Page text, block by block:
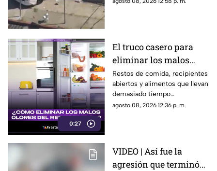
0:27
El truco casero para
eliminar los malos
olores del refrigerador
Restos de comida, recipientes
abiertos y alimentos que llevan
demasiado tiempo
almacenados pueden provocar
agosto 08, 2026 12:36 p. m.
VIDEO | Así fue la
agresión que terminó